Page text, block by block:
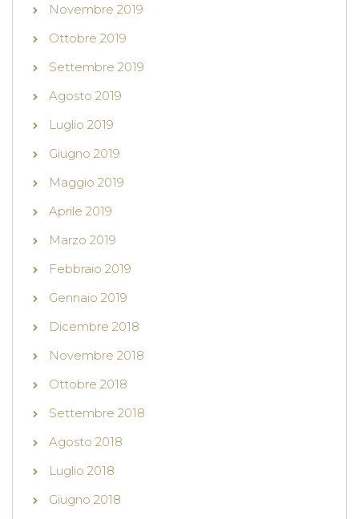
Novembre 2019
Ottobre 2019
Settembre 2019
Agosto 2019
Luglio 2019
Giugno 2019
Maggio 2019
Aprile 2019
Marzo 2019
Febbraio 2019
Gennaio 2019
Dicembre 2018
Novembre 2018
Ottobre 2018
Settembre 2018
Agosto 2018
Luglio 2018
Giugno 2018